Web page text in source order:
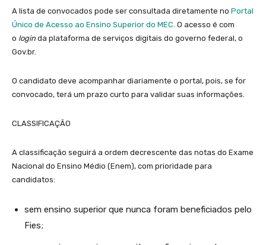
A lista de convocados pode ser consultada diretamente no Portal
Único de Acesso ao Ensino Superior do MEC . O acesso é com
o login da plataforma de serviços digitais do governo federal, o
Gov.br.
O candidato deve acompanhar diariamente o portal, pois, se for
convocado, terá um prazo curto para validar suas informações.
CLASSIFICAÇÃO
A classificação seguirá a ordem decrescente das notas do Exame
Nacional do Ensino Médio (Enem), com prioridade para
candidatos:
sem ensino superior que nunca foram beneficiados pelo
Fies;